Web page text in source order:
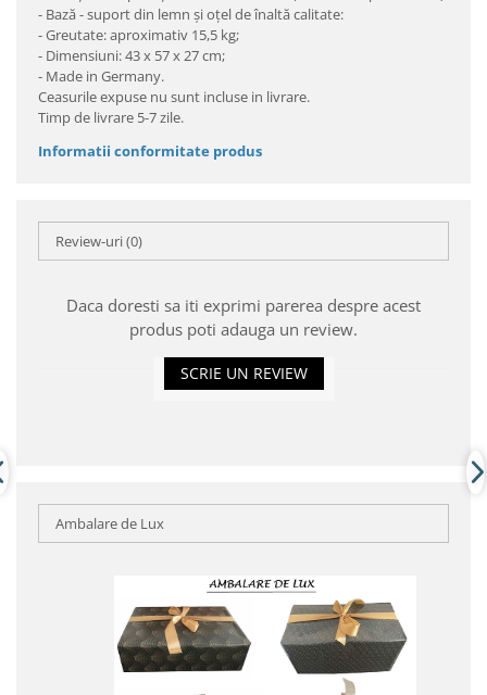
- Bază - suport din lemn şi oţel de înaltă calitate:
- Greutate: aproximativ 15,5 kg;
- Dimensiuni: 43 x 57 x 27 cm;
- Made in Germany.
Ceasurile expuse nu sunt incluse in livrare.
Timp de livrare 5-7 zile.
Informatii conformitate produs
Review-uri(0)
Daca doresti sa iti exprimi parerea despre acest
produs poti adauga un review.
SCRIE UN REVIEW
Ambalare de Lux